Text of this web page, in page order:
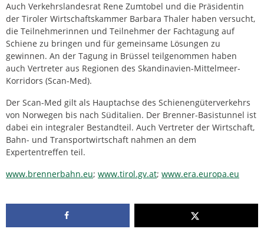
Auch Verkehrslandesrat Rene Zumtobel und die Präsidentin
der Tiroler Wirtschaftskammer Barbara Thaler haben versucht,
die Teilnehmerinnen und Teilnehmer der Fachtagung auf
Schiene zu bringen und für gemeinsame Lösungen zu
gewinnen. An der Tagung in Brüssel teilgenommen haben
auch Vertreter aus Regionen des Skandinavien-Mittelmeer-
Korridors (Scan-Med).
Der Scan-Med gilt als Hauptachse des Schienengüterverkehrs
von Norwegen bis nach Süditalien. Der Brenner-Basistunnel ist
dabei ein integraler Bestandteil. Auch Vertreter der Wirtschaft,
Bahn- und Transportwirtschaft nahmen an dem
Expertentreffen teil.
www.brennerbahn.eu; www.tirol.gv.at; www.era.europa.eu